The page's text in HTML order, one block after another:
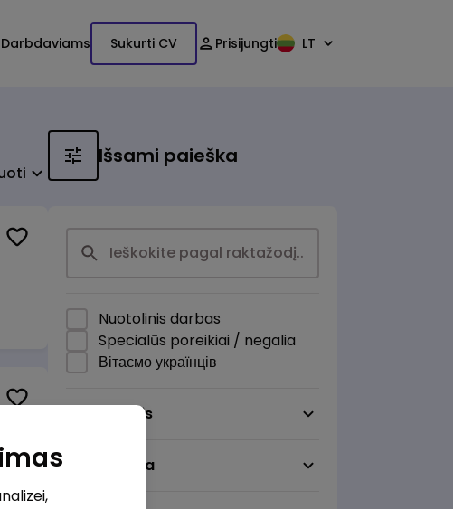
Darbdaviams Sukurti CV Prisijungti LT
Išsami paieška
Nuotolinis darbas
Specialūs poreikiai / negalia
Вітаємо українців
Darbo sritis
Darbo vieta